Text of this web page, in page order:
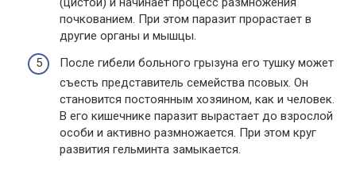
почкованием. При этом паразит прорастает в
другие органы и мышцы.
После гибели больного грызуна его тушку может
съесть представитель семейства псовых. Он
становится постоянным хозяином, как и человек.
В его кишечнике паразит вырастает до взрослой
особи и активно размножается. При этом круг
развития гельминта замыкается.